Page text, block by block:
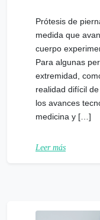
Prótesis de
medida que
cuerpo
Para algunas
extremidad,
realidad difícil
los avances
medicina y […]
Leer más